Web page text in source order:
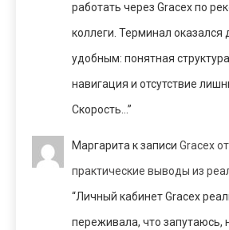
работать через Gracex по
коллеги. Терминал оказался
удобным: понятная
навигация и отсутствие
Скорость… ”
Маргарита к записи Gracex
практические выводы из
“Личный кабинет Gracex
переживала, что запутаюсь,